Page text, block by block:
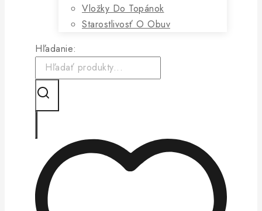
Vložky Do Topánok
Starostlivosť O Obuv
Hľadanie: